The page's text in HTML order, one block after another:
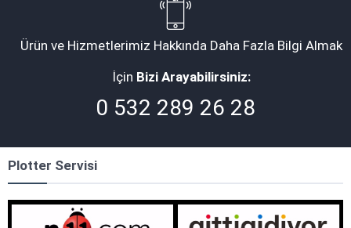
Ürün ve Hizmetlerimiz Hakkında Daha Fazla Bilgi Almak
İçin Bizi Arayabilirsiniz:
0 532 289 26 28
Plotter Servisi